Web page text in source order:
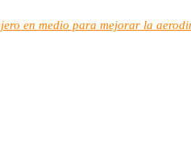
en medio para mejorar la